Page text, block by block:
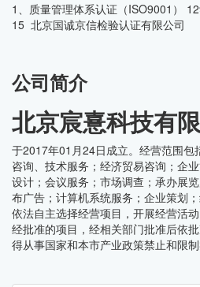
1、质量管理体系认证（ISO9001）
15 北京国诚京信检验认证有限公司
公司简介
北京宸憙科技有
于2017年01月24日成立。经营范围包
咨询、技术服务；经济贸易咨询；企
设计；会议服务；市场调查；承办展
布广告；计算机系统服务；企业策划
依法自主选择经营项目，开展经营活
经批准的项目，经相关部门批准后依
得从事国家和本市产业政策禁止和限制